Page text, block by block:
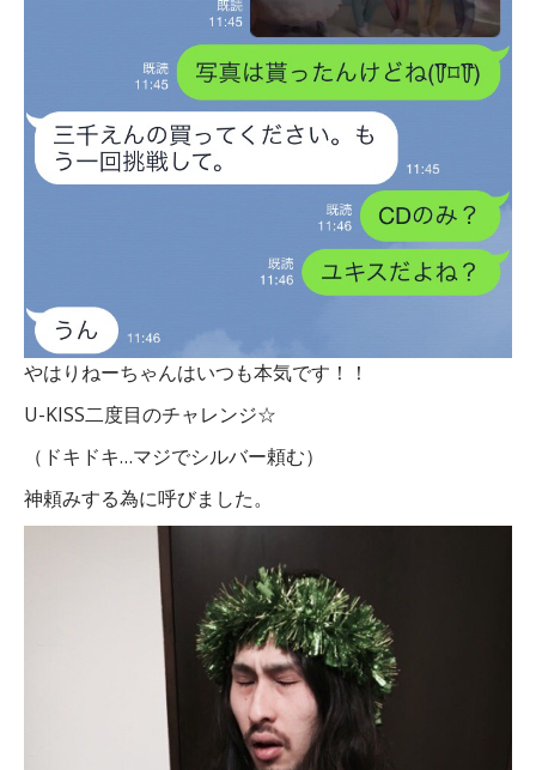
やはりねーちゃんはいつも本気です！！
U-KISS二度目のチャレンジ☆
（ドキドキ…マジでシルバー頼む）
神頼みする為に呼びました。